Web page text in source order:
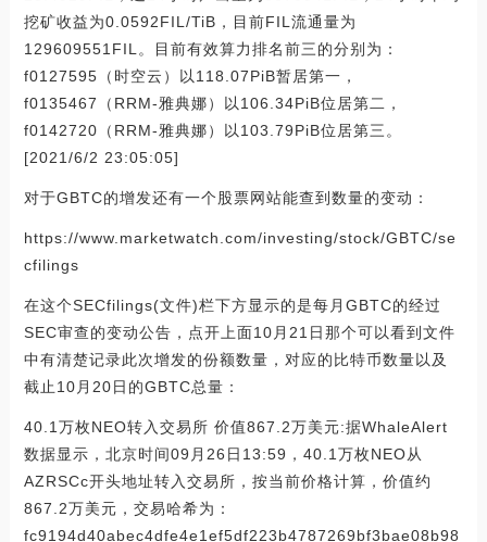
挖矿收益为0.0592FIL/TiB，目前FIL流通量为
129609551FIL。目前有效算力排名前三的分别为：
f0127595（时空云）以118.07PiB暂居第一，
f0135467（RRM-雅典娜）以106.34PiB位居第二，
f0142720（RRM-雅典娜）以103.79PiB位居第三。
[2021/6/2 23:05:05]
对于GBTC的增发还有一个股票网站能查到数量的变动：
https://www.marketwatch.com/investing/stock/GBTC/se
cfilings
在这个SECfilings(文件)栏下方显示的是每月GBTC的经过
SEC审查的变动公告，点开上面10月21日那个可以看到文件
中有清楚记录此次增发的份额数量，对应的比特币数量以及
截止10月20日的GBTC总量：
40.1万枚NEO转入交易所 价值867.2万美元:据WhaleAlert
数据显示，北京时间09月26日13:59，40.1万枚NEO从
AZRSCc开头地址转入交易所，按当前价格计算，价值约
867.2万美元，交易哈希为：
fc9194d40abec4dfe4e1ef5df223b4787269bf3bae08b98